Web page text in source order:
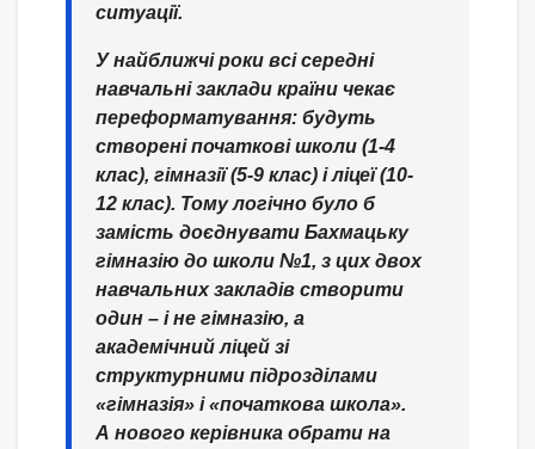
ситуації.
У найближчі роки всі середні
навчальні заклади країни чекає
переформатування: будуть
створені початкові школи (1-4
клас), гімназії (5-9 клас) і ліцеї (10-
12 клас). Тому логічно було б
замість доєднувати Бахмацьку
гімназію до школи №1, з цих двох
навчальних закладів створити
один – і не гімназію, а
академічний ліцей зі
структурними підрозділами
«гімназія» і «початкова школа».
А нового керівника обрати на